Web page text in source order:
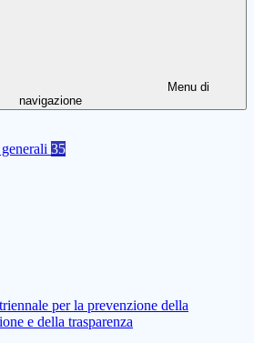
Menu di
navigazione
35
per la prevenzione della
e della trasparenza